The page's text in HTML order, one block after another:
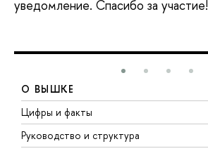
уведомление. Спасибо за участие!
О ВЫШКЕ
Цифры и факты
Руководство и структура